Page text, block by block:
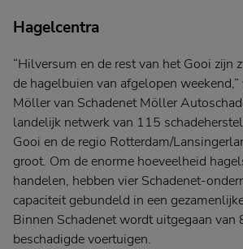
Hagelcentra
“Hilversum en de rest van het Gooi zijn
de hagelbuien van afgelopen
Möller van Schadenet Möller
landelijk netwerk van 115
Gooi en de regio Rotterdam/
groot. Om de enorme hoeveelheid
handelen, hebben vier Schadenet-
capaciteit gebundeld in een
Binnen Schadenet wordt uitgegaan
beschadigde voertuigen.